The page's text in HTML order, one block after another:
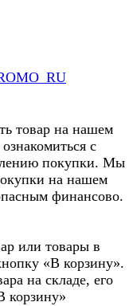
товар на нашем
с
покупки. Мы
на нашем
финансово.
или товары в
«В корзину».
на складе, его
корзину»